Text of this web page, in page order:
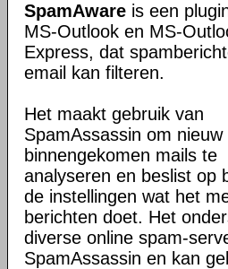
SpamAware is een
MS-Outlook en MS-
Express, dat
email kan filteren.
Het maakt gebruik van
SpamAssassin om nieuw
binnengekomen mails te
analyseren en beslist op
de instellingen wat het
berichten doet. Het
diverse online spam-
SpamAssassin en kan